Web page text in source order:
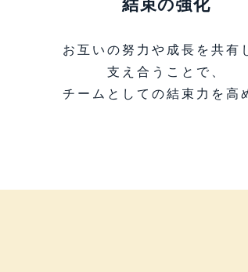
お互いの努力や成長を共有
支え合うことで、
チームとしての結束力を高